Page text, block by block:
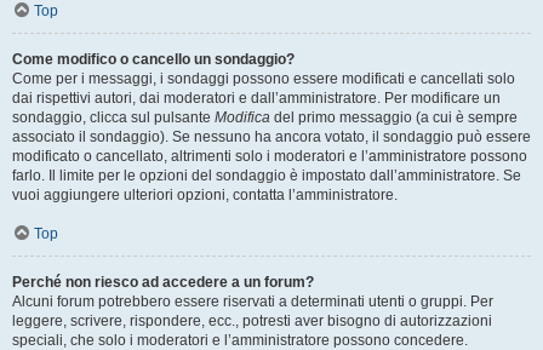
Top
Come modifico o cancello un sondaggio?
Come per i messaggi, i sondaggi possono essere modificati e cancellati solo
dai rispettivi autori, dai moderatori e dall’amministratore. Per modificare un
sondaggio, clicca sul pulsante Modifica del primo messaggio (a cui è sempre
associato il sondaggio). Se nessuno ha ancora votato, il sondaggio può essere
modificato o cancellato, altrimenti solo i moderatori e l’amministratore possono
farlo. Il limite per le opzioni del sondaggio è impostato dall’amministratore. Se
vuoi aggiungere ulteriori opzioni, contatta l’amministratore.
Top
Perché non riesco ad accedere a un forum?
Alcuni forum potrebbero essere riservati a determinati utenti o gruppi. Per
leggere, scrivere, rispondere, ecc., potresti aver bisogno di autorizzazioni
speciali, che solo i moderatori e l’amministratore possono concedere.